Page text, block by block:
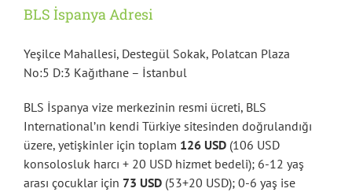
BLS İspanya Adresi
Yeşilce Mahallesi, Destegül Sokak, Polatcan Plaza
No:5 D:3 Kağıthane – İstanbul
BLS İspanya vize merkezinin resmi ücreti, BLS
International’ın kendi Türkiye sitesinden doğrulandığı
üzere, yetişkinler için toplam 126 USD (106 USD
konsolosluk harcı + 20 USD hizmet bedeli); 6-12 yaş
arası çocuklar için 73 USD (53+20 USD); 0-6 yaş ise